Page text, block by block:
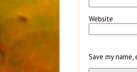
Website
Save my